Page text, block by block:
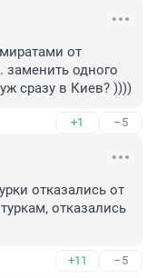
от
одного
сразу в Киев? ))))
+1 –5
отказались от
отказались
+11 –5